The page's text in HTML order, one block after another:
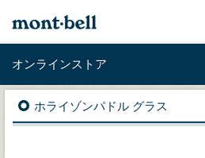
オンラインストア
ホライゾンパドル グラス